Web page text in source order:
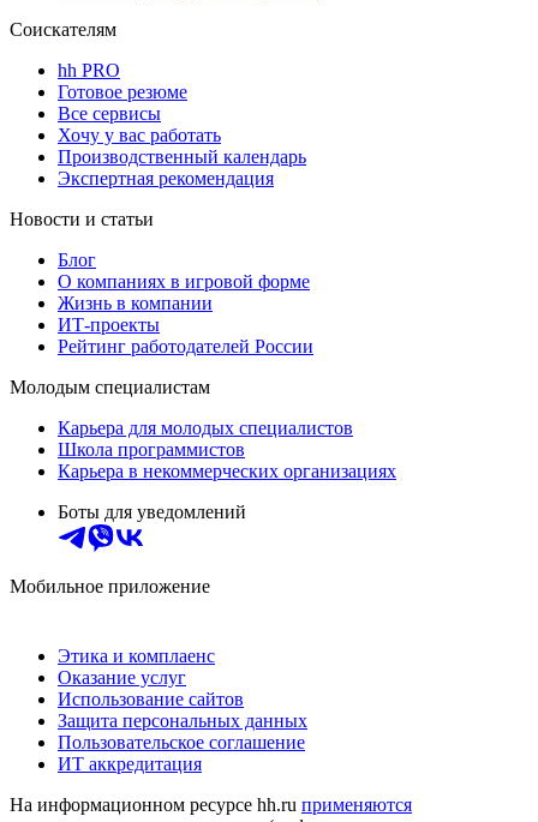
Соискателям
hh PRO
Готовое резюме
Все сервисы
Хочу у вас работать
Производственный календарь
Экспертная рекомендация
Новости и статьи
Блог
О компаниях в игровой форме
Жизнь в компании
ИТ-проекты
Рейтинг работодателей России
Молодым специалистам
Карьера для молодых специалистов
Школа программистов
Карьера в некоммерческих организациях
Боты для уведомлений
Мобильное приложение
Этика и комплаенс
Оказание услуг
Использование сайтов
Защита персональных данных
Пользовательское соглашение
ИТ аккредитация
На информационном ресурсе hh.ru применяются